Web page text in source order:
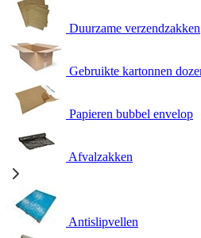
Duurzame verzendzakken
Gebruikte kartonnen
Papieren bubbel envelop
Afvalzakken
Antislipvellen